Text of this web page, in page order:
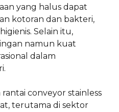
yang halus dapat
kotoran dan bakteri,
Selain itu,
namun kuat
dalam
conveyor stainless
terutama di sektor